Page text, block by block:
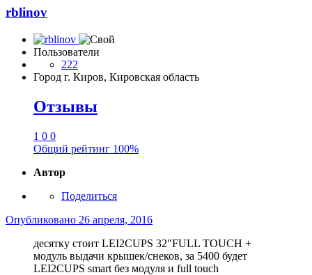
rblinov
Пользователи
222
Город г. Киров, Кировская область
Отзывы
1 0 0
Общий рейтинг 100%
Автор
Поделиться
Опубликовано 26 апреля, 2016
десятку стоит LEI2CUPS 32"FULL TOUCH +
модуль выдачи крышек/снеков, за 5400 будет
LEI2CUPS smart без модуля и full touch